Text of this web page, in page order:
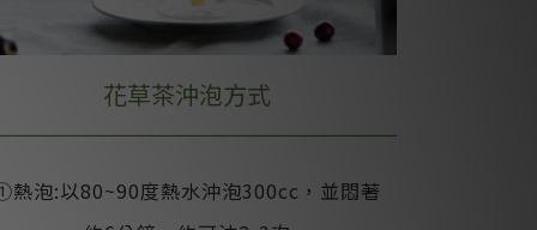
花草茶沖泡方式
泡:以80~90度熱水沖泡300cc，並悶著